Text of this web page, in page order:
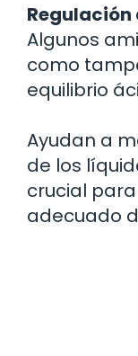
Algunos
como
equilibrio
Ayudan a
de los
crucial
adecuado